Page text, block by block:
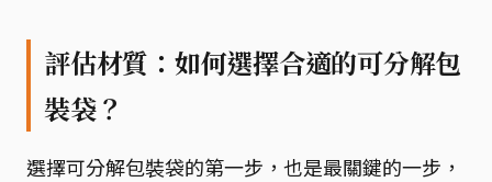
評估材質：如何選擇合適的可分解包
裝袋？
選擇可分解包裝袋的第一步，也是最關鍵的一步，